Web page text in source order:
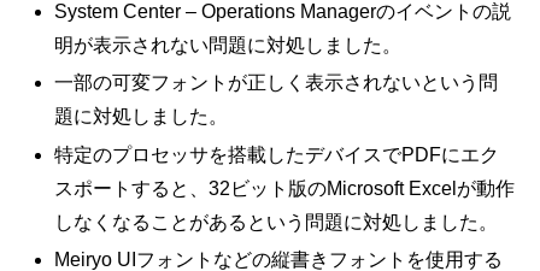
System Center – Operations Managerのイベントの説
明が表示されない問題に対処しました。
一部の可変フォントが正しく表示されないという問
題に対処しました。
特定のプロセッサを搭載したデバイスでPDFにエク
スポートすると、32ビット版のMicrosoft Excelが動作
しなくなることがあるという問題に対処しました。
Meiryo UIフォントなどの縦書きフォントを使用する